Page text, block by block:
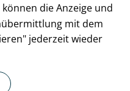
können die Anzeige und
mit dem
jederzeit wieder